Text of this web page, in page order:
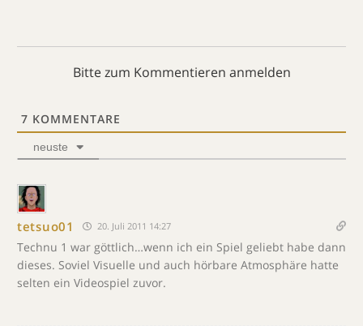
Bitte zum Kommentieren anmelden
7 KOMMENTARE
neuste
tetsuo01 20. Juli 2011 14:27
Technu 1 war göttlich…wenn ich ein Spiel geliebt habe dann
dieses. Soviel Visuelle und auch hörbare Atmosphäre hatte
selten ein Videospiel zuvor.